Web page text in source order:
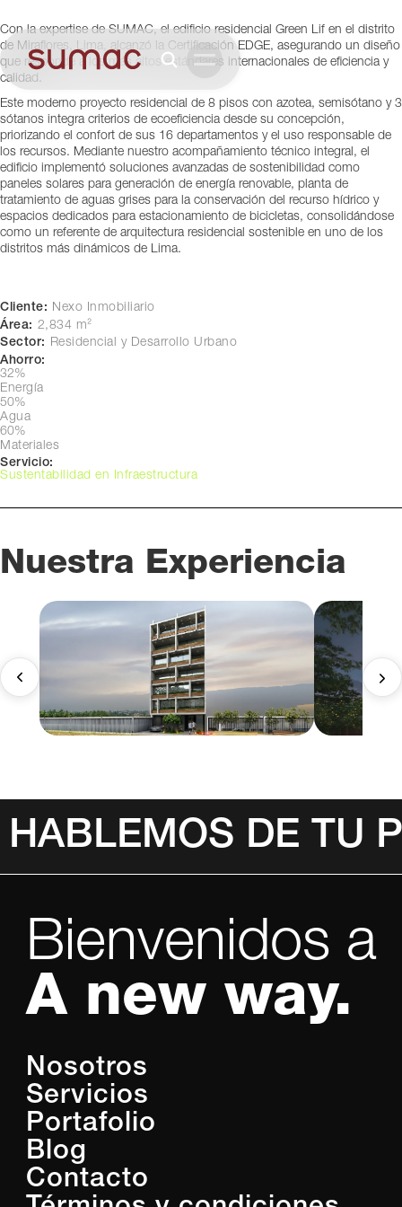
Con la expertise de SUMAC, el edificio residencial Green Lif en el distrito
de Miraflores, Lima, alcanzó la Certificación EDGE, asegurando un diseño
que responde a los más altos estándares internacionales de eficiencia y
calidad.
Este moderno proyecto residencial de 8 pisos con azotea, semisótano y 3
sótanos integra criterios de ecoeficiencia desde su concepción,
priorizando el confort de sus 16 departamentos y el uso responsable de
los recursos. Mediante nuestro acompañamiento técnico integral, el
edificio implementó soluciones avanzadas de sostenibilidad como
paneles solares para generación de energía renovable, planta de
tratamiento de aguas grises para la conservación del recurso hídrico y
espacios dedicados para estacionamiento de bicicletas, consolidándose
como un referente de arquitectura residencial sostenible en uno de los
distritos más dinámicos de Lima.
Cliente: Nexo Inmobiliario
Área: 2,834 m²
Sector: Residencial y Desarrollo Urbano
Ahorro:
32%
Energía
50%
Agua
60%
Materiales
Servicio:
Sustentabilidad en Infraestructura
Nuestra Experiencia
HABLEMOS DE TU
Bienvenidos a
A new way.
Nosotros
Servicios
Portafolio
Blog
Contacto